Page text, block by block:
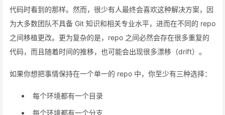
代码时看到的那样。然而，很少有人最终会喜欢这种解决方案，因
为大多数团队不具备 Git 知识和相关专业水平，进而在不同的 repo
之间移植更改。更为复杂的是，repo 之间必然会存在很多重复的
代码，而且随着时间的推移，也可能会出现很多漂移（drift）。
如果你想把事情保持在一个单一的 repo 中，你至少有三种选择：
每个环境都有一个目录
每个环境都有一个分支